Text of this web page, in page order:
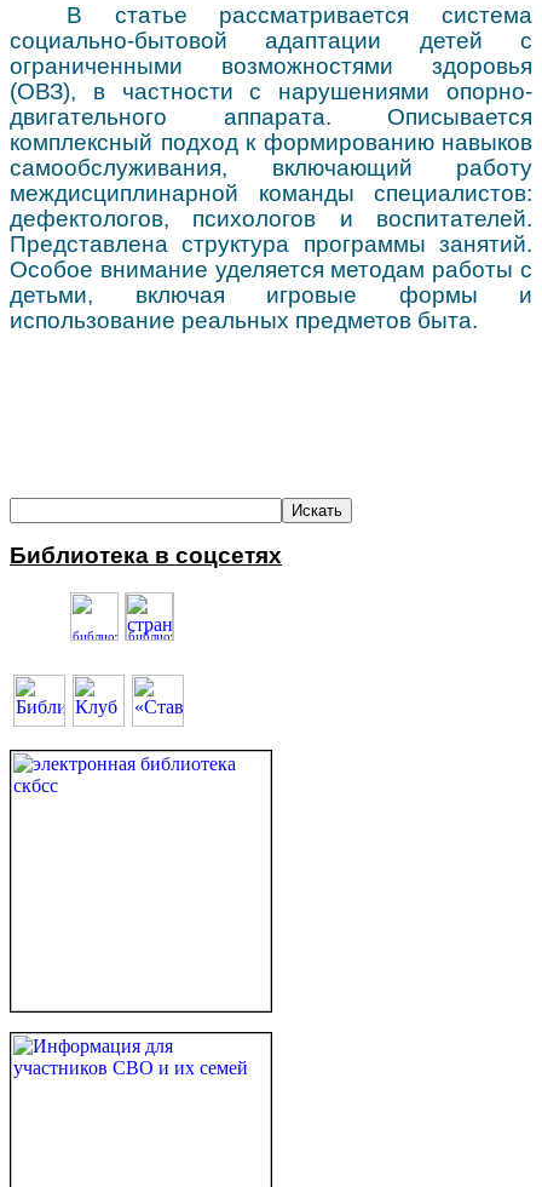
В статье рассматривается система
социально-бытовой адаптации детей с
ограниченными возможностями здоровья
(ОВЗ), в частности с нарушениями опорно-
двигательного аппарата. Описывается
комплексный подход к формированию навыков
самообслуживания, включающий работу
междисциплинарной команды специалистов:
дефектологов, психологов и воспитателей.
Представлена структура программы занятий.
Особое внимание уделяется методам работы с
детьми, включая игровые формы и
использование реальных предметов быта.
Библиотека в соцсетях